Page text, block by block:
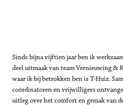
Sinds bijna vijftien jaar ben ik
deel uitmaak van team Vernieuwing &
waar ik bij betrokken ben is T-Huiz.
coördinatoren en vrijwilligers
uitleg over het comfort en gemak van